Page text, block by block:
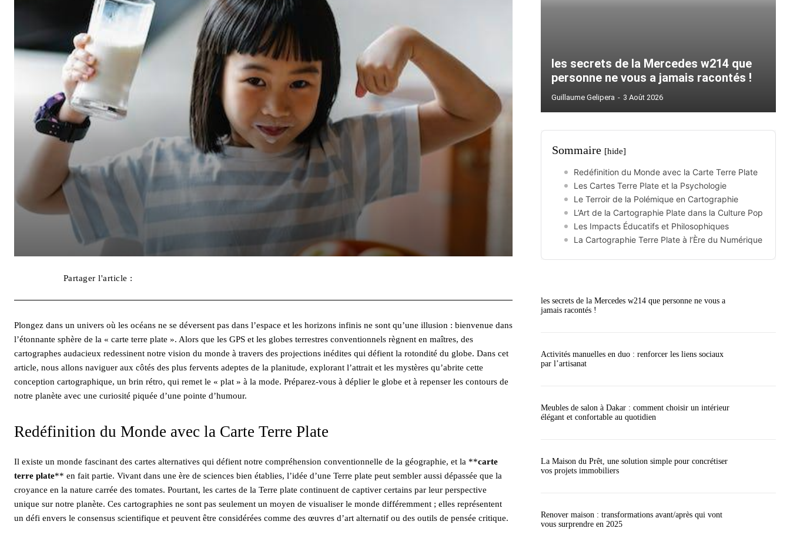
Partager l'article :
Plongez dans un univers où les océans ne se déversent pas dans l’espace et les horizons infinis ne sont qu’une illusion : bienvenue dans
l’étonnante sphère de la « carte terre plate ». Alors que les GPS et les globes terrestres conventionnels règnent en maîtres, des
cartographes audacieux redessinent notre vision du monde à travers des projections inédites qui défient la rotondité du globe. Dans cet
article, nous allons naviguer aux côtés des plus fervents adeptes de la planitude, explorant l’attrait et les mystères qu’abrite cette
conception cartographique, un brin rétro, qui remet le « plat » à la mode. Préparez-vous à déplier le globe et à repenser les contours de
notre planète avec une curiosité piquée d’une pointe d’humour.
Redéfinition du Monde avec la Carte Terre Plate
Il existe un monde fascinant des cartes alternatives qui défient notre compréhension conventionnelle de la géographie, et la **carte
terre plate** en fait partie. Vivant dans une ère de sciences bien établies, l’idée d’une Terre plate peut sembler aussi dépassée que la
croyance en la nature carrée des tomates. Pourtant, les cartes de la Terre plate continuent de captiver certains par leur perspective
unique sur notre planète. Ces cartographies ne sont pas seulement un moyen de visualiser le monde différemment ; elles représentent
un défi envers le consensus scientifique et peuvent être considérées comme des œuvres d’art alternatif ou des outils de pensée critique.
les secrets de la Mercedes w214 que
personne ne vous a jamais racontés !
Guillaume Gelipera - 3 Août 2026
Sommaire [hide]
Redéfinition du Monde avec la Carte Terre Plate
Les Cartes Terre Plate et la Psychologie
Le Terroir de la Polémique en Cartographie
L’Art de la Cartographie Plate dans la Culture Pop
Les Impacts Éducatifs et Philosophiques
La Cartographie Terre Plate à l’Ère du Numérique
les secrets de la Mercedes w214 que personne ne vous a
jamais racontés !
Activités manuelles en duo : renforcer les liens sociaux
par l’artisanat
Meubles de salon à Dakar : comment choisir un intérieur
élégant et confortable au quotidien
La Maison du Prêt, une solution simple pour concrétiser
vos projets immobiliers
Renover maison : transformations avant/après qui vont
vous surprendre en 2025